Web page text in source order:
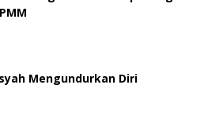
Mengundurkan Diri